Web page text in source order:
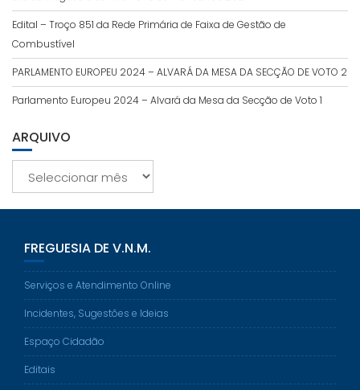
Edital – Troço 851 da Rede Primária de Faixa de Gestão de
Combustível
PARLAMENTO EUROPEU 2024 – ALVARÁ DA MESA DA SECÇÃO DE VOTO 2
Parlamento Europeu 2024 – Alvará da Mesa da Secção de Voto 1
ARQUIVO
FREGUESIA DE V.N.M.
Serviços e Atendimento Online
Incidentes, Sugestões e Ideias
Espaço Cidadão
Editais